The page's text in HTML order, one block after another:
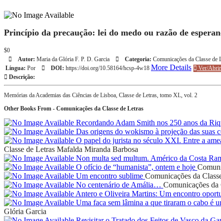
Princípio da precaução: lei do medo ou razão de
$0
Autor: Maria da Glória F. P. D. Garcia Categoria: Comunicações da Classe de
Língua: Por DOI: https://doi.org/10.58164/hcsp-4w18 More Details
Ver/Abrir
Descrição:
Memórias da Academias das Ciências de Lisboa, Classe de Letras, tomo XL, vol. 2
Other Books From - Comunicações da Classe de Letras
Recordando Adam Smith nos 250 anos da
Das origens do wokismo à projeção das suas
O papel do jurista no século XXI. Entre a
Classe de Letras Mafalda Miranda Barbosa
Non multa sed multum. Américo da Costa
O ofício de “humanista”, ontem e hoje
Um encontro sublime Comunicações da
No centenário de Amália… Comunicações da
Antero e Oliveira Martins: Um encontro
Uma faca sem lâmina a que tiraram o cabo é
Glória Garcia